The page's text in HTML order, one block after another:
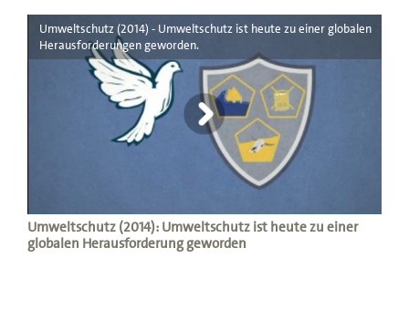
Umweltschutz (2014) - Umweltschutz ist heute zu einer globalen
Herausforderungen geworden.
Umweltschutz (2014): Umweltschutz ist heute zu einer
globalen Herausforderung geworden